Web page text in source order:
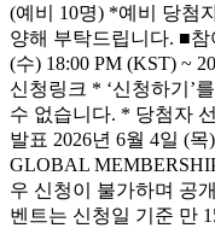
(예비 10명) *예비 당첨
양해 부탁드립니다. ■참
(수) 18:00 PM (KST) ~
신청링크 * ‘신청하기’
수 없습니다. * 당첨자
발표 2026년 6월 4일 (
GLOBAL
우 신청이 불가하며 공
벤트는 신청일 기준 만